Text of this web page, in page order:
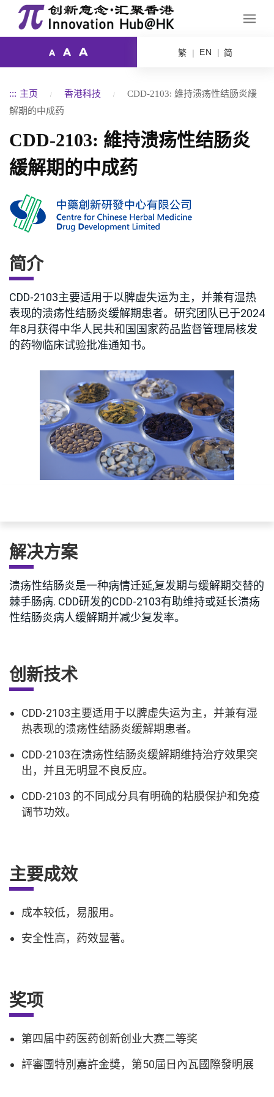
A A A 繁 EN 简
::: 主页 香港科技
CDD-2103: 維持溃疡性结肠炎緩
解期的中成药
CDD-2103: 維持溃疡性结肠炎
緩解期的中成药
简介
CDD-2103主要适用于以脾虚失运为主，并兼有湿热
表现的溃疡性结肠炎缓解期患者。研究团队已于2024
年8月获得中华人民共和国国家药品监督管理局核发
的药物临床试验批准通知书。
解决方案
溃疡性结肠炎是一种病情迁延,复发期与缓解期交替的
棘手肠病. CDD研发的CDD-2103有助维持或延长溃疡
性结肠炎病人缓解期并减少复发率。
创新技术
CDD-2103主要适用于以脾虚失运为主，并兼有湿
热表现的溃疡性结肠炎缓解期患者。
CDD-2103在溃疡性结肠炎缓解期维持治疗效果突
出，并且无明显不良反应。
CDD-2103 的不同成分具有明确的粘膜保护和免疫
调节功效。
主要成效
成本较低，易服用。
安全性高，药效显著。
奖项
第四届中药医药创新创业大赛二等奖
評審團特別嘉許金獎，第50屆日內瓦國際發明展